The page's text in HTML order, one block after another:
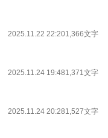
2025.11.22 22:201,366文字
2025.11.24 19:481,371文字
2025.11.24 20:281,527文字